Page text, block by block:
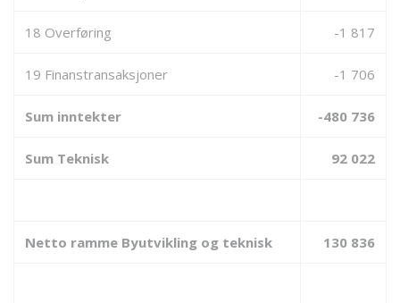
18 Overføring -1 817
19 Finanstransaksjoner -1 706
Sum inntekter -480 736
Sum Teknisk 92 022
Netto ramme Byutvikling og teknisk 130 836